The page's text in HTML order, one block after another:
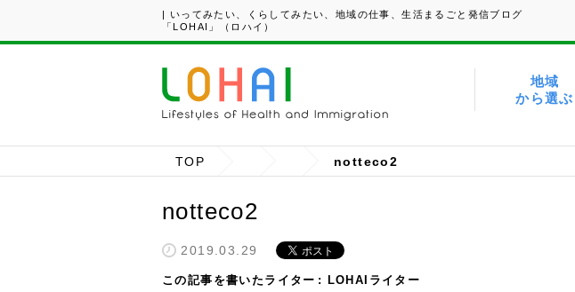
| いってみたい、くらしてみたい、地域の仕事、生活まるごと発信ブログ
「LOHAI」（ロハイ）
地域
から選ぶ
TOP notteco2
notteco2
2019.03.29
この記事を書いたライター LOHAIライター